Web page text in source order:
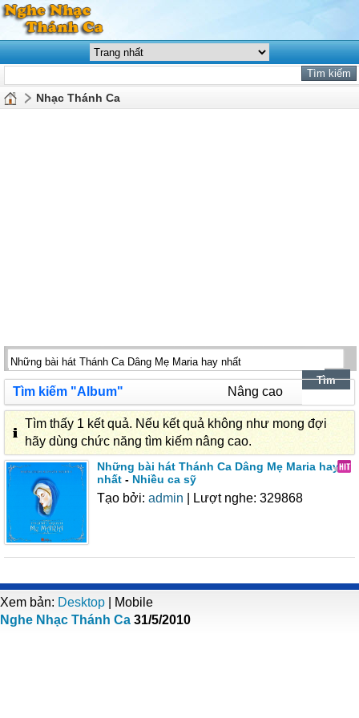
Nhạc Thánh Ca
Tìm kiếm "Album" Nâng cao
Tìm thấy 1 kết quả. Nếu kết quả không như mong đợi
hãy dùng chức năng tìm kiếm nâng cao.
Những bài hát Thánh Ca Dâng Mẹ Maria hay
nhất - Nhiều ca sỹ
Tạo bởi: admin | Lượt nghe: 329868
Xem bản: Desktop | Mobile
Nghe Nhạc Thánh Ca 31/5/2010